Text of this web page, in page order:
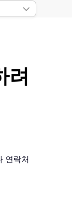
려
연락처